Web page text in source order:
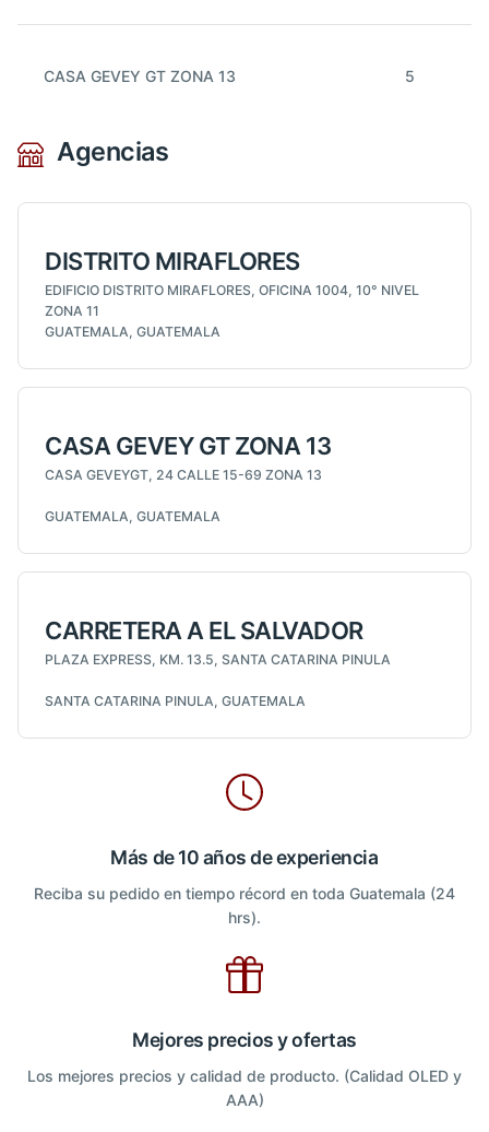
CASA GEVEY GT ZONA 13 5
Agencias
DISTRITO MIRAFLORES
EDIFICIO DISTRITO MIRAFLORES, OFICINA 1004, 10° NIVEL
ZONA 11
GUATEMALA, GUATEMALA
CASA GEVEY GT ZONA 13
CASA GEVEYGT, 24 CALLE 15-69 ZONA 13
GUATEMALA, GUATEMALA
CARRETERA A EL SALVADOR
PLAZA EXPRESS, KM. 13.5, SANTA CATARINA PINULA
SANTA CATARINA PINULA, GUATEMALA
Más de 10 años de experiencia
Reciba su pedido en tiempo récord en toda Guatemala (24
hrs).
Mejores precios y ofertas
Los mejores precios y calidad de producto. (Calidad OLED y
AAA)